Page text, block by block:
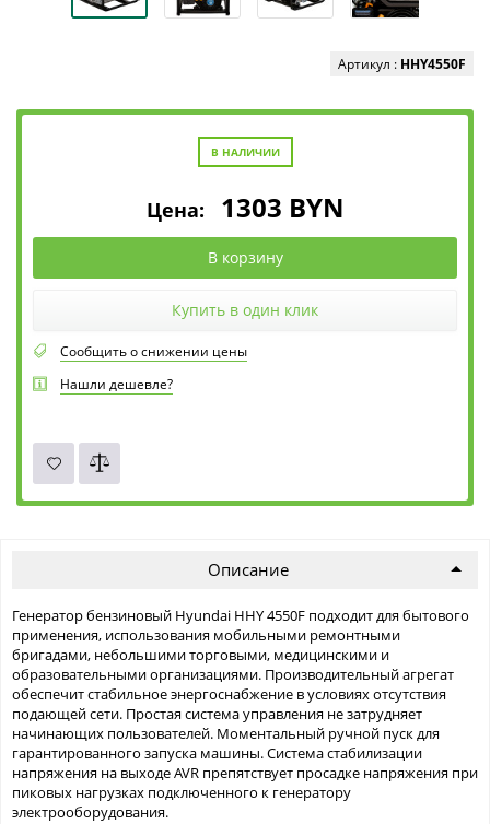
Артикул : HHY4550F
В НАЛИЧИИ
Цена: 1303 BYN
В корзину
Купить в один клик
Сообщить о снижении цены
Нашли дешевле?
Описание
Генератор бензиновый Hyundai HHY 4550F подходит для бытового
применения, использования мобильными ремонтными
бригадами, небольшими торговыми, медицинскими и
образовательными организациями. Производительный агрегат
обеспечит стабильное энергоснабжение в условиях отсутствия
подающей сети. Простая система управления не затрудняет
начинающих пользователей. Моментальный ручной пуск для
гарантированного запуска машины. Система стабилизации
напряжения на выходе AVR препятствует просадке напряжения при
пиковых нагрузках подключенного к генератору
электрооборудования.